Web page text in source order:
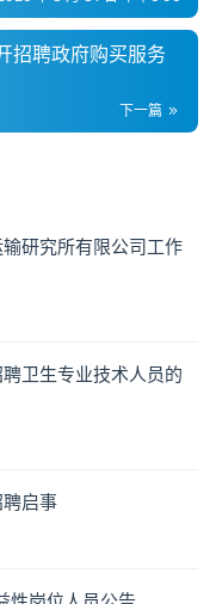
招聘政府购买服务
下一篇
研究所有限公司工作
卫生专业技术人员的
启事